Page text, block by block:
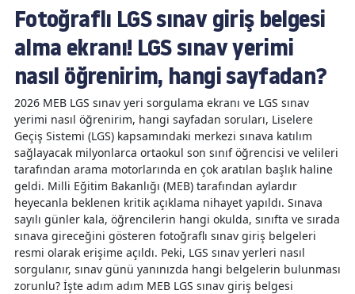
Fotoğraflı LGS sınav giriş belgesi
alma ekranı! LGS sınav yerimi
nasıl öğrenirim, hangi sayfadan?
2026 MEB LGS sınav yeri sorgulama ekranı ve LGS sınav
yerimi nasıl öğrenirim, hangi sayfadan soruları, Liselere
Geçiş Sistemi (LGS) kapsamındaki merkezi sınava katılım
sağlayacak milyonlarca ortaokul son sınıf öğrencisi ve velileri
tarafından arama motorlarında en çok aratılan başlık haline
geldi. Milli Eğitim Bakanlığı (MEB) tarafından aylardır
heyecanla beklenen kritik açıklama nihayet yapıldı. Sınava
sayılı günler kala, öğrencilerin hangi okulda, sınıfta ve sırada
sınava gireceğini gösteren fotoğraflı sınav giriş belgeleri
resmi olarak erişime açıldı. Peki, LGS sınav yerleri nasıl
sorgulanır, sınav günü yanınızda hangi belgelerin bulunması
zorunlu? İşte adım adım MEB LGS sınav giriş belgesi